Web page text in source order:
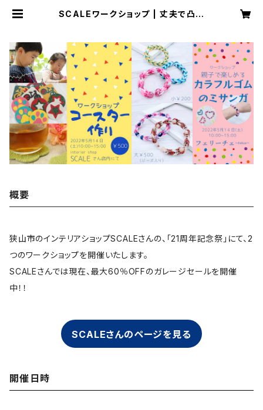
SCALEワークショップ | 丈夫で凸凹
概要
狭山市のインテリアショップSCALEさんの、「21周年記念祭」にて、2
つのワークショップを開催いたします。
SCALEさんでは現在、最大60％OFFのガレージセールを開催
中！！
SCALEさんのページを見る
開催日時